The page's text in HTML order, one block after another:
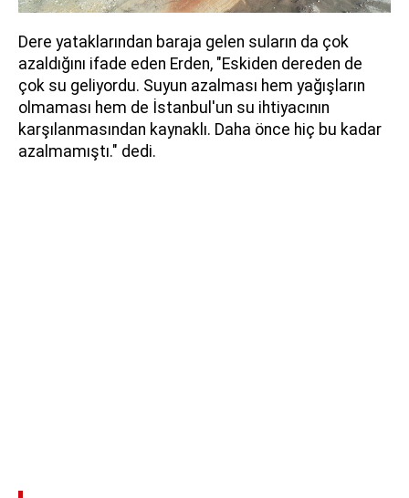
Dere yataklarından baraja gelen suların da çok
azaldığını ifade eden Erden, "Eskiden dereden de
çok su geliyordu. Suyun azalması hem yağışların
olmaması hem de İstanbul'un su ihtiyacının
karşılanmasından kaynaklı. Daha önce hiç bu kadar
azalmamıştı." dedi.